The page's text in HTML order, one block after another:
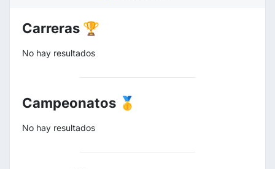
Carreras 🏆
No hay resultados
Campeonatos 🥇
No hay resultados